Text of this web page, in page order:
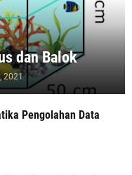
dan Balok
2021
Pengolahan Data